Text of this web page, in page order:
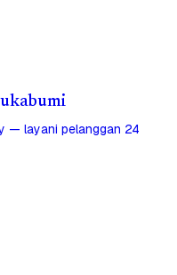
— layani pelanggan 24